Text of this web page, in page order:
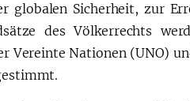
globalen Sicherheit, zur
des Völkerrechts
Vereinte Nationen (UNO)